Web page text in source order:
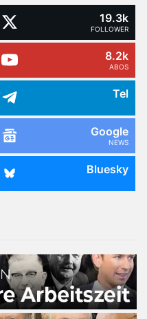
19.3k
FOLLOWER
8.2k
ABOS
Tel
Google
NEWS
Bluesky